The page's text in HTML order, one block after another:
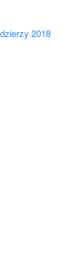
2018